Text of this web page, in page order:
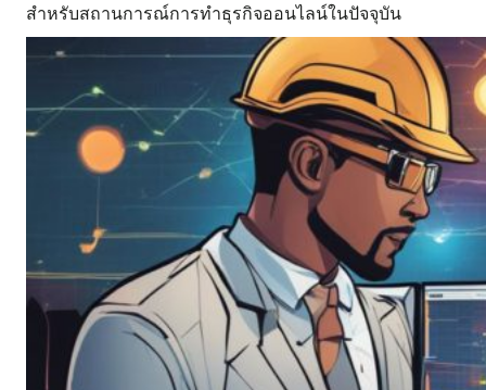
สำหรับสถานการณ์การทำธุรกิจออนไลน์ในปัจจุบัน